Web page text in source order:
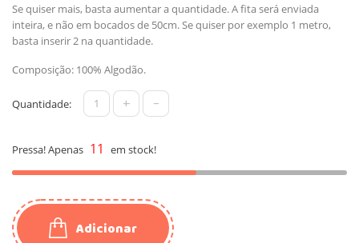
Se quiser mais, basta aumentar a quantidade. A fita será enviada
inteira, e não em bocados de 50cm. Se quiser por exemplo 1 metro,
basta inserir 2 na quantidade.
Composição: 100% Algodão.
Quantidade: + -
Pressa! Apenas 11 em stock!
Adicionar